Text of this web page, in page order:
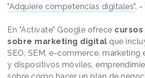
"Adquiere competencias digitales". -
En "Actívate" Google ofrece
sobre marketing digital que
SEO, SEM, e-commerce, marketing
y dispositivos móviles,